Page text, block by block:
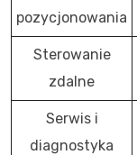
pozycjonowania
Sterowanie
zdalne
Serwis i
diagnostyka